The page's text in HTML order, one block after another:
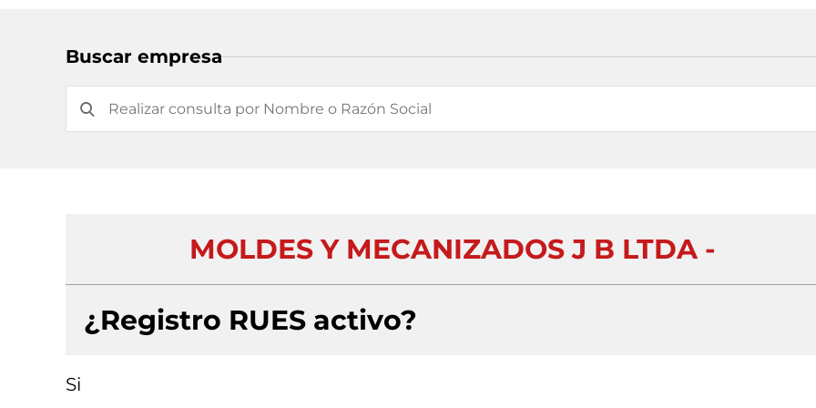
Buscar empresa
MOLDES Y MECANIZADOS J B LTDA -
¿Registro RUES activo?
Si